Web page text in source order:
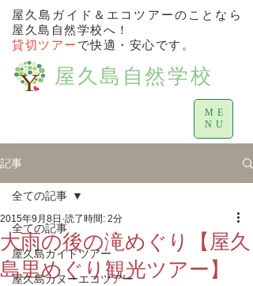
屋久島自然学校
屋久島ガイド＆エコツアーのことなら
屋久島自然学校へ！
貸切ツアー で快適・安心です。
ME
NU
記事
全ての記事
屋久島ガイドツアー
屋久島カヌーエコツアー
全ての記事
大雨の後の滝めぐり【屋久
島里めぐり観光ツアー】
2015年9月8日 読了時間: 2分